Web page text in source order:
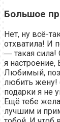
Большое
Нет, ну всё-
отхватила! И
― такая сила!
я настроение,
Любимый,
любить жену!
подарки я не
Ещё тебе
лучшим и